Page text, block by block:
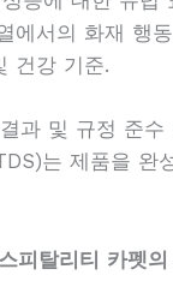
에서의 화재 행
건강 기준.
과 및 규정 준수
는 제품을 완
피탈리티 카펫의